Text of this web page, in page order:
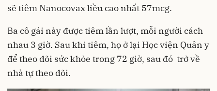
sẽ tiêm Nanocovax liều cao nhất 57mcg.
Ba cô gái này được tiêm lần lượt, mỗi người cách
nhau 3 giờ. Sau khi tiêm, họ ở lại Học viện Quân y
để theo dõi sức khỏe trong 72 giờ, sau đó trở về
nhà tự theo dõi.